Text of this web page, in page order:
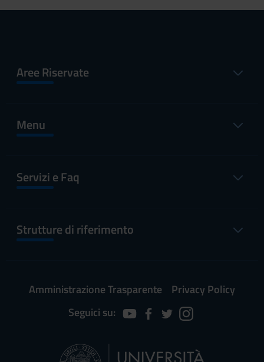
Aree Riservate
Menu
Servizi e Faq
Strutture di riferimento
Amministrazione Trasparente
Privacy Policy
Seguici su: